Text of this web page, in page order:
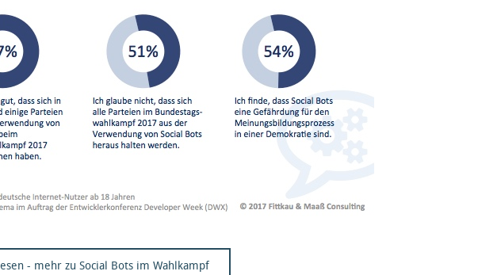
- mehr zu Social Bots im Wahlkampf